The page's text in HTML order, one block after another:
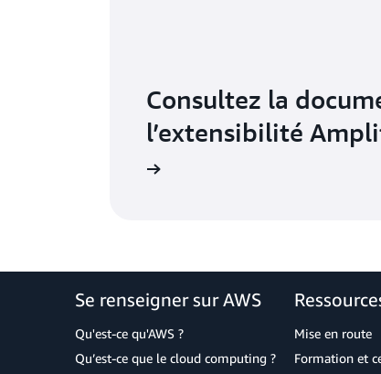
Consultez la
l’extensibilité
Se renseigner sur AWS
Qu'est-ce qu'AWS ?
Qu’est-ce que le cloud computing ?
Mise en route
Formation et